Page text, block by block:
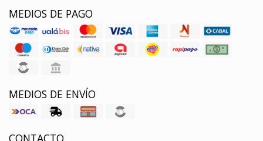
MEDIOS DE PAGO
MEDIOS DE ENVÍO
CONTACTO